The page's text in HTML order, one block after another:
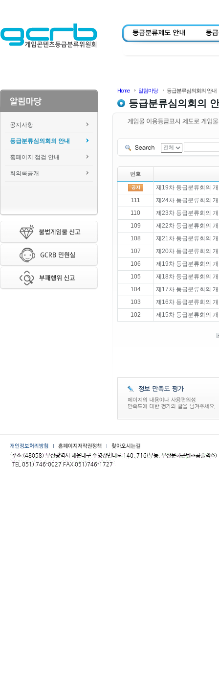
공지사항
등급분류심의회의 안내
홈페이지 점검 안내
회의록공개
Home 알림마당 등급분류심의회의 안내
등급분류심의회의
번호
제19차 등급분류회의
111
제24차 등급분류회의
110
제23차 등급분류회의
109
제22차 등급분류회의
108
제21차 등급분류회의
107
제20차 등급분류회의
106
제19차 등급분류회의
105
제18차 등급분류회의
104
제17차 등급분류회의
103
제16차 등급분류회의
102
제15차 등급분류회의